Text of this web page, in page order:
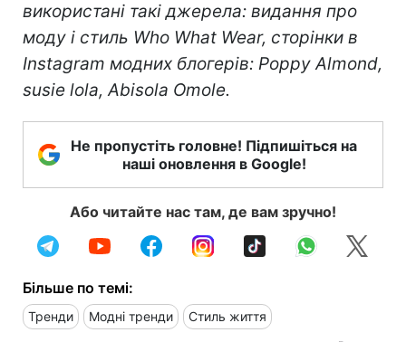
використані такі джерела: видання про
моду і стиль Who What Wear, сторінки в
Instagram модних блогерів: Poppy Almond,
susie lola, Abisola Omole.
Не пропустіть головне! Підпишіться на
наші оновлення в Google!
Або читайте нас там, де вам зручно!
Більше по темі:
Тренди Модні тренди Стиль життя